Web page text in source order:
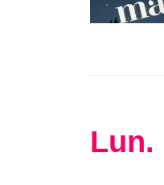
Lun.